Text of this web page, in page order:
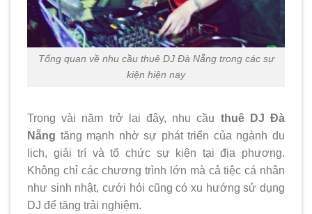
Tổng quan về nhu cầu thuê DJ Đà Nẵng trong các sự
kiện hiện nay
Trong vài năm trở lại đây, nhu cầu thuê DJ Đà
Nẵng tăng mạnh nhờ sự phát triển của ngành du
lịch, giải trí và tổ chức sự kiện tại địa phương.
Không chỉ các chương trình lớn mà cả tiệc cá nhân
như sinh nhật, cưới hỏi cũng có xu hướng sử dụng
DJ để tăng trải nghiệm.